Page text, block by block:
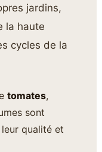
jardins,
la haute
cycles de la
tomates,
sont
qualité et